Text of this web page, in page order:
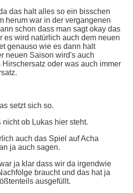
das halt alles so ein bisschen
herum war in der vergangenen
schon dass man sagt okay das
es wird natürlich auch dem neuen
genauso wie es dann halt
neuen Saison wird's auch
oder was auch immer
setzt sich so.
ob Lukas hier steht.
auch das Spiel auf Acha
ja auch sagen.
ja klar dass wir da irgendwie
braucht und das hat ja
ausgefüllt.